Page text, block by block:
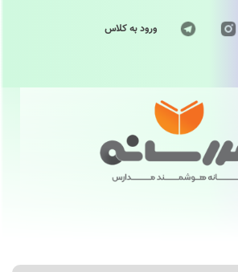
ورود به کلاس